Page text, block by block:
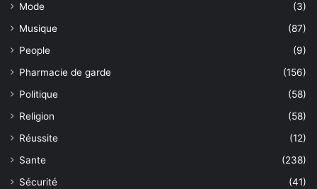
Mode
(3)
Musique
(87)
People
(9)
Pharmacie de garde
(156)
Politique
(58)
Religion
(58)
Réussite
(12)
Sante
(238)
Sécurité
(41)